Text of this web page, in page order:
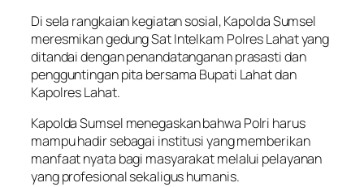
Di sela rangkaian kegiatan sosial, Kapolda Sumsel
meresmikan gedung Sat Intelkam Polres Lahat yang
ditandai dengan penandatanganan prasasti dan
pengguntingan pita bersama Bupati Lahat dan
Kapolres Lahat.
Kapolda Sumsel menegaskan bahwa Polri harus
mampu hadir sebagai institusi yang memberikan
manfaat nyata bagi masyarakat melalui pelayanan
yang profesional sekaligus humanis.